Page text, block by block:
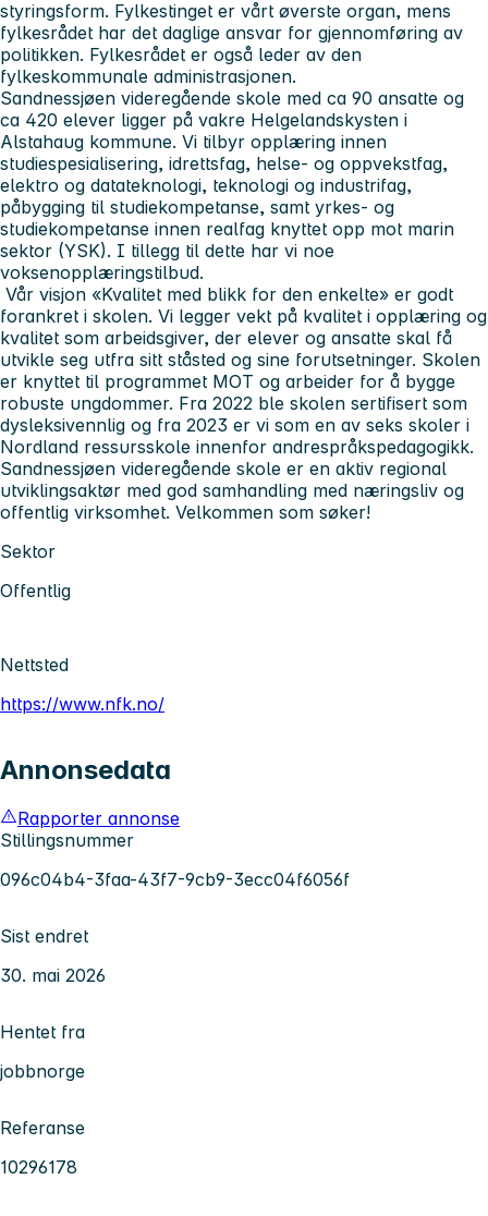
styringsform. Fylkestinget er vårt øverste organ, mens
fylkesrådet har det daglige ansvar for gjennomføring av
politikken. Fylkesrådet er også leder av den
fylkeskommunale administrasjonen.
Sandnessjøen videregående skole med ca 90 ansatte og
ca 420 elever ligger på vakre Helgelandskysten i
Alstahaug kommune. Vi tilbyr opplæring innen
studiespesialisering, idrettsfag, helse- og oppvekstfag,
elektro og datateknologi, teknologi og industrifag,
påbygging til studiekompetanse, samt yrkes- og
studiekompetanse innen realfag knyttet opp mot marin
sektor (YSK). I tillegg til dette har vi noe
voksenopplæringstilbud.
Vår visjon «Kvalitet med blikk for den enkelte» er godt
forankret i skolen. Vi legger vekt på kvalitet i opplæring og
kvalitet som arbeidsgiver, der elever og ansatte skal få
utvikle seg utfra sitt ståsted og sine forutsetninger. Skolen
er knyttet til programmet MOT og arbeider for å bygge
robuste ungdommer. Fra 2022 ble skolen sertifisert som
dysleksivennlig og fra 2023 er vi som en av seks skoler i
Nordland ressursskole innenfor andrespråkspedagogikk.
Sandnessjøen videregående skole er en aktiv regional
utviklingsaktør med god samhandling med næringsliv og
offentlig virksomhet. Velkommen som søker!
Sektor
Offentlig
Nettsted
https://www.nfk.no/
Annonsedata
Rapporter annonse
Stillingsnummer
096c04b4-3faa-43f7-9cb9-3ecc04f6056f
Sist endret
30. mai 2026
Hentet fra
jobbnorge
Referanse
10296178